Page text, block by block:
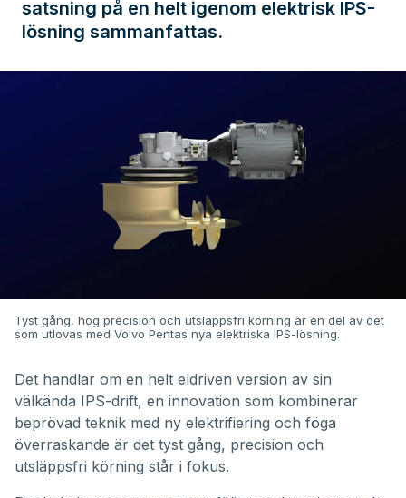
satsning på en helt igenom elektrisk IPS-
lösning sammanfattas.
Tyst gång, hög precision och utsläppsfri körning är en del av det
som utlovas med Volvo Pentas nya elektriska IPS-lösning.
Det handlar om en helt eldriven version av sin
välkända IPS-drift, en innovation som kombinerar
beprövad teknik med ny elektrifiering och föga
överraskande är det tyst gång, precision och
utsläppsfri körning står i fokus.